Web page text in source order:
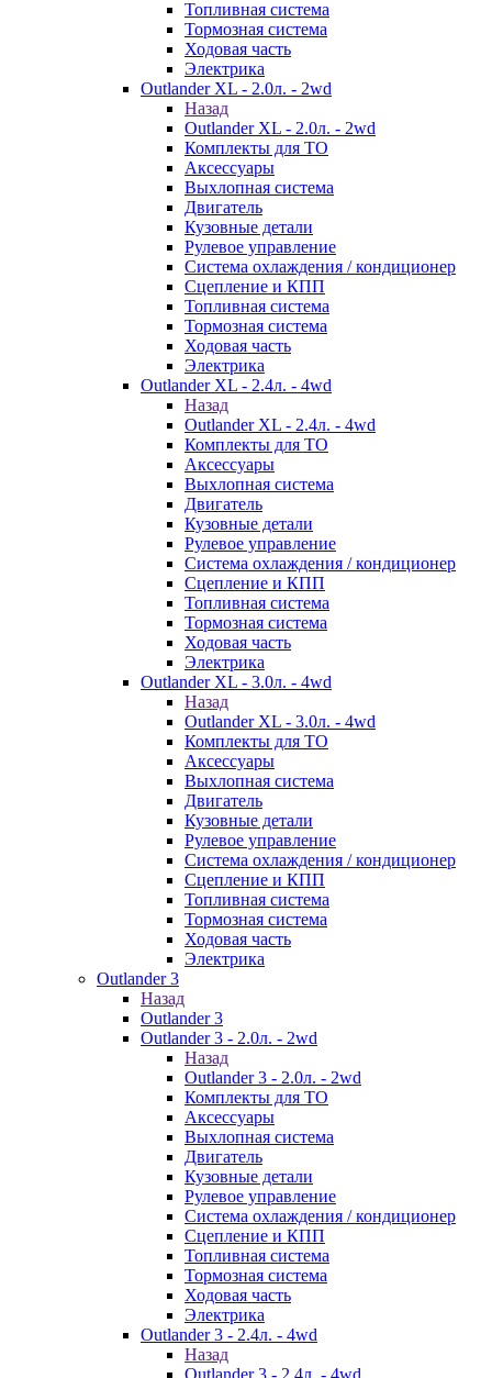
Топливная система
Тормозная система
Ходовая часть
Электрика
Outlander XL - 2.0л. - 2wd
Назад
Outlander XL - 2.0л. - 2wd
Комплекты для ТО
Аксессуары
Выхлопная система
Двигатель
Кузовные детали
Рулевое управление
Система охлаждения / кондиционер
Сцепление и КПП
Топливная система
Тормозная система
Ходовая часть
Электрика
Outlander XL - 2.4л. - 4wd
Назад
Outlander XL - 2.4л. - 4wd
Комплекты для ТО
Аксессуары
Выхлопная система
Двигатель
Кузовные детали
Рулевое управление
Система охлаждения / кондиционер
Сцепление и КПП
Топливная система
Тормозная система
Ходовая часть
Электрика
Outlander XL - 3.0л. - 4wd
Назад
Outlander XL - 3.0л. - 4wd
Комплекты для ТО
Аксессуары
Выхлопная система
Двигатель
Кузовные детали
Рулевое управление
Система охлаждения / кондиционер
Сцепление и КПП
Топливная система
Тормозная система
Ходовая часть
Электрика
Outlander 3
Назад
Outlander 3
Outlander 3 - 2.0л. - 2wd
Назад
Outlander 3 - 2.0л. - 2wd
Комплекты для ТО
Аксессуары
Выхлопная система
Двигатель
Кузовные детали
Рулевое управление
Система охлаждения / кондиционер
Сцепление и КПП
Топливная система
Тормозная система
Ходовая часть
Электрика
Outlander 3 - 2.4л. - 4wd
Назад
Outlander 3 - 2.4л. - 4wd